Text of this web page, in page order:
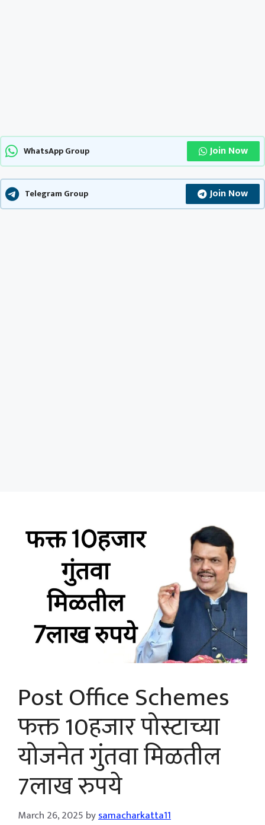
WhatsApp Group Join Now
Telegram Group Join Now
Post Office Schemes
फक्त 10हजार पोस्टाच्या
योजनेत गुंतवा मिळतील
7लाख रुपये
March 26, 2025 bysamacharkatta11